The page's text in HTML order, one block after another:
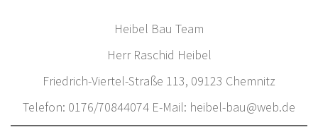
Heibel Bau Team
Herr Raschid Heibel
Friedrich-Viertel-Straße 113, 09123 Chemnitz
Telefon: 0176/70844074 E-Mail: heibel-bau@web.de